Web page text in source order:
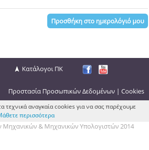
Προσθήκη στο ημερολόγιό μου
Κατάλογοι ΠΚ
Προστασία Προσωπικών Δεδομένων | Cookies
τεχνικά αναγκαία cookies για να σας παρέχουμε
περισσότερα
& Μηχανικών Υπολογιστών 2014